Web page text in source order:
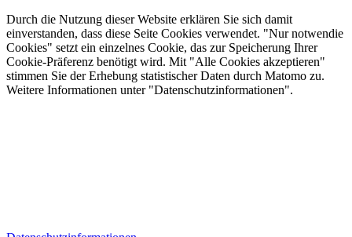
Durch die Nutzung dieser Website erklären Sie sich damit
einverstanden, dass diese Seite Cookies verwendet. "Nur notwendie
Cookies" setzt ein einzelnes Cookie, das zur Speicherung Ihrer
Cookie-Präferenz benötigt wird. Mit "Alle Cookies akzeptieren"
stimmen Sie der Erhebung statistischer Daten durch Matomo zu.
Weitere Informationen unter "Datenschutzinformationen".